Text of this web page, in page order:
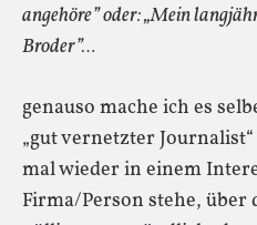
angehöre” oder: „Mein
Broder”…
genauso mache ich es
„gut vernetzter
mal wieder in einem
Firma/Person stehe, über